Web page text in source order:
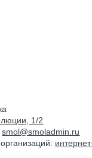
1/2
smol@smoladmin.ru